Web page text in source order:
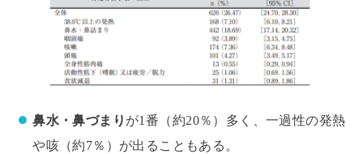
鼻水・鼻づまり が1番（約20％）多く、一過性の発熱
や咳（約7％）が出ることもある。